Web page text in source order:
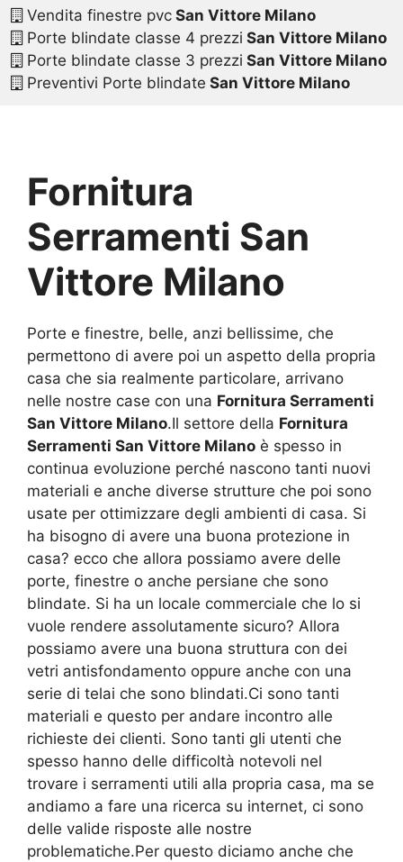
Vendita finestre pvcSan Vittore Milano
Porte blindate classe 4 prezzi San Vittore Milano
Porte blindate classe 3 prezzi San Vittore Milano
Preventivi Porte blindate San Vittore Milano
Fornitura
Serramenti San
Vittore Milano
Porte e finestre, belle, anzi bellissime, che
permettono di avere poi un aspetto della propria
casa che sia realmente particolare, arrivano
nelle nostre case con una Fornitura Serramenti
San Vittore Milano.Il settore della Fornitura
Serramenti San Vittore Milano è spesso in
continua evoluzione perché nascono tanti nuovi
materiali e anche diverse strutture che poi sono
usate per ottimizzare degli ambienti di casa. Si
ha bisogno di avere una buona protezione in
casa? ecco che allora possiamo avere delle
porte, finestre o anche persiane che sono
blindate. Si ha un locale commerciale che lo si
vuole rendere assolutamente sicuro? Allora
possiamo avere una buona struttura con dei
vetri antisfondamento oppure anche con una
serie di telai che sono blindati.Ci sono tanti
materiali e questo per andare incontro alle
richieste dei clienti. Sono tanti gli utenti che
spesso hanno delle difficoltà notevoli nel
trovare i serramenti utili alla propria casa, ma se
andiamo a fare una ricerca su internet, ci sono
delle valide risposte alle nostre
problematiche.Per questo diciamo anche che